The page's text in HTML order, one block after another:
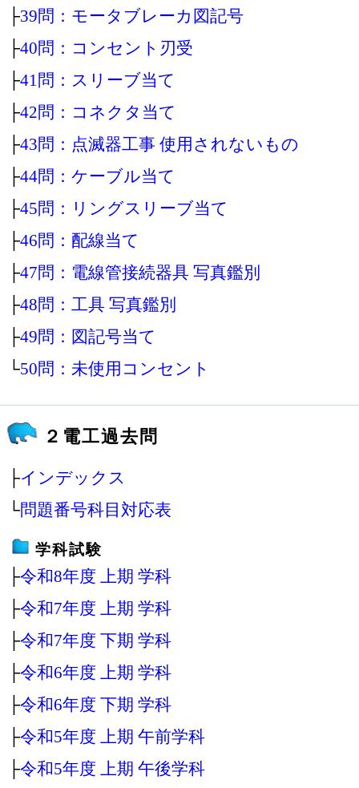
├39問：モータブレーカ図記号
├40問：コンセント刃受
├41問：スリーブ当て
├42問：コネクタ当て
├43問：点滅器工事 使用されないもの
├44問：ケーブル当て
├45問：リングスリーブ当て
├46問：配線当て
├47問：電線管接続器具 写真鑑別
├48問：工具 写真鑑別
├49問：図記号当て
└50問：未使用コンセント
２電工過去問
├インデックス
└問題番号科目対応表
学科試験
├令和8年度 上期 学科
├令和7年度 上期 学科
├令和7年度 下期 学科
├令和6年度 上期 学科
├令和6年度 下期 学科
├令和5年度 上期 午前学科
├令和5年度 上期 午後学科